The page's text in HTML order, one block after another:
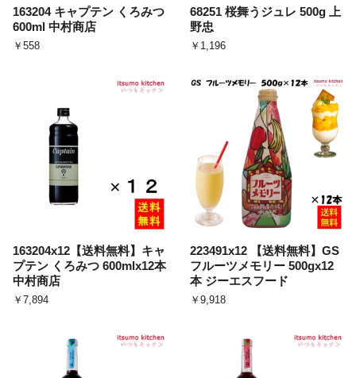
163204 キャプテン くろみつ
600ml 中村商店
￥558
68251 桜舞うジュレ 500g 上
野忠
￥1,196
163204x12【送料無料】キャ
プテン くろみつ 600mlx12本
中村商店
￥7,894
223491x12 【送料無料】GS
フルーツメモリー 500gx12
本 ジーエスフード
￥9,918